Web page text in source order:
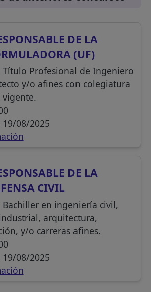
DE LA
(UF)
Título Profesional de Ingeniero
y/o afines con colegiatura
19/08/2025
DE LA
CIVIL
Bachiller en ingeniería civil,
arquitectura,
y/o carreras afines.
19/08/2025